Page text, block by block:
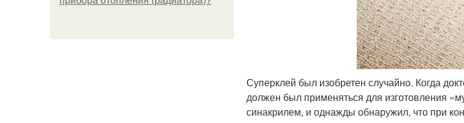
Суперклей был изобретен случайно. Когда
должен был применяться для изготовления
синакрилем, и однажды обнаружил, что при